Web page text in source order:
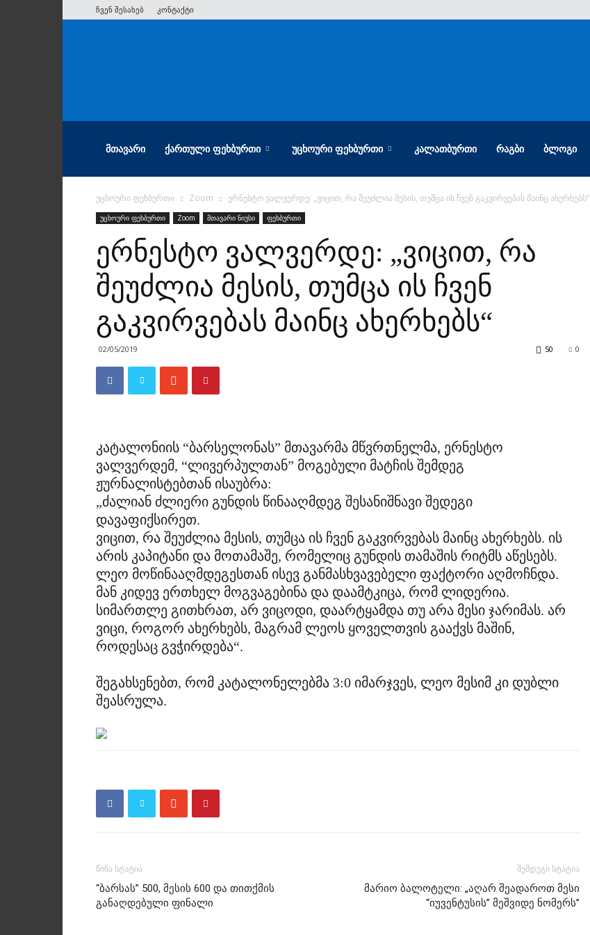
ჩვენ შესახებ კონტაქტი
ᲛᲗᲐᲕᲐᲠᲘ ᲥᲐᲠᲗᲣᲚᲘ ᲤᲔᲮᲑᲣᲠᲗᲘ ᲣᲪᲮᲝᲣᲠᲘ ᲤᲔᲮᲑᲣᲠᲗᲘ ᲙᲐᲚᲐᲗᲑᲣᲠᲗᲘ ᲠᲐᲒᲑᲘ ᲑᲚᲝᲒᲘ
უცხოური ფეხბურთი Zoom ერნესტო ვალვერდე: „ვიცით, რა შეუძლია მესის, თუმცა ის ჩვენ გაკვირვებას მაინც ახერხებს“
უცხოური ფეხბურთი Zoom მთავარი ნიუსი ფეხბურთი
ერნესტო ვალვერდე: „ვიცით, რა
შეუძლია მესის, თუმცა ის ჩვენ
გაკვირვებას მაინც ახერხებს“
02/05/2019 0
50
კატალონიის “ბარსელონას” მთავარმა მწვრთნელმა, ერნესტო
ვალვერდემ, “ლივერპულთან” მოგებული მატჩის შემდეგ
ჟურნალისტებთან ისაუბრა:
„ძალიან ძლიერი გუნდის წინააღმდეგ შესანიშნავი შედეგი
დავაფიქსირეთ.
ვიცით, რა შეუძლია მესის, თუმცა ის ჩვენ გაკვირვებას მაინც ახერხებს. ის
არის კაპიტანი და მოთამაშე, რომელიც გუნდის თამაშის რიტმს აწესებს.
ლეო მოწინააღმდეგესთან ისევ განმასხვავებელი ფაქტორი აღმოჩნდა.
მან კიდევ ერთხელ მოგვაგებინა და დაამტკიცა, რომ ლიდერია.
სიმართლე გითხრათ, არ ვიცოდი, დაარტყამდა თუ არა მესი ჯარიმას. არ
ვიცი, როგორ ახერხებს, მაგრამ ლეოს ყოველთვის გააქვს მაშინ,
როდესაც გვჭირდება“.
შეგახსენებთ, რომ კატალონელებმა 3:0 იმარჯვეს, ლეო მესიმ კი დუბლი
შეასრულა.
წინა სტატია
“ბარსას” 500, მესის 600 და თითქმის
განაღდებული ფინალი
შემდეგი სტატია
მარიო ბალოტელი: „აღარ შეადაროთ მესი
“იუვენტუსის” მეშვიდე ნომერს”